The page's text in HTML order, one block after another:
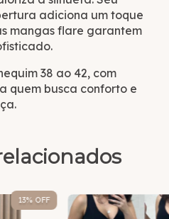
adiciona um toque
mangas flare garantem
38 ao 42, com
quem busca conforto e
13% OFF